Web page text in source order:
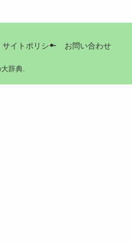
サイトポリシー お問い合わせ
辞典.